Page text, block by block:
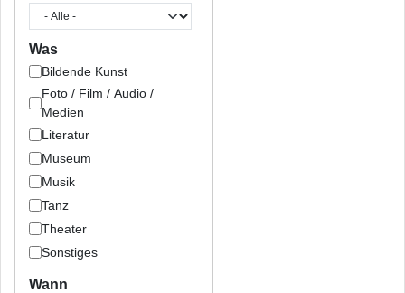
Was
Bildende Kunst
Foto / Film / Audio /
Medien
Literatur
Museum
Musik
Tanz
Theater
Sonstiges
Wann